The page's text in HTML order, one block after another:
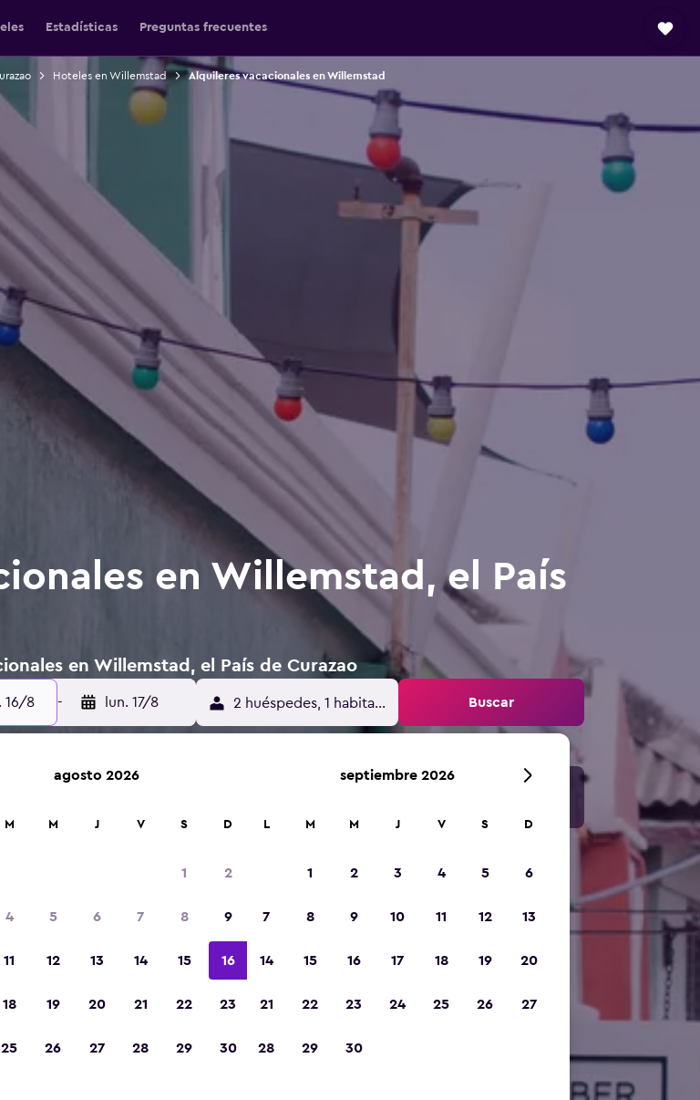
Estadísticas Preguntas frecuentes
Hoteles en Willemstad Alquileres vacacionales en Willemstad
en Willemstad, el País
en Willemstad, el País de Curazao
16/8 - lun. 17/8 2 huéspedes, 1 habitación Buscar
y alojamientos.
agosto 2026
M M J V S D
1 2
4 5 6 7 8 9
11 12 13 14 15 16
18 19 20 21 22 23
25 26 27 28 29 30
septiembre 2026
L M M J V S D
1 2 3 4 5 6
7 8 9 10 11 12 13
14 15 16 17 18 19 20
21 22 23 24 25 26 27
28 29 30